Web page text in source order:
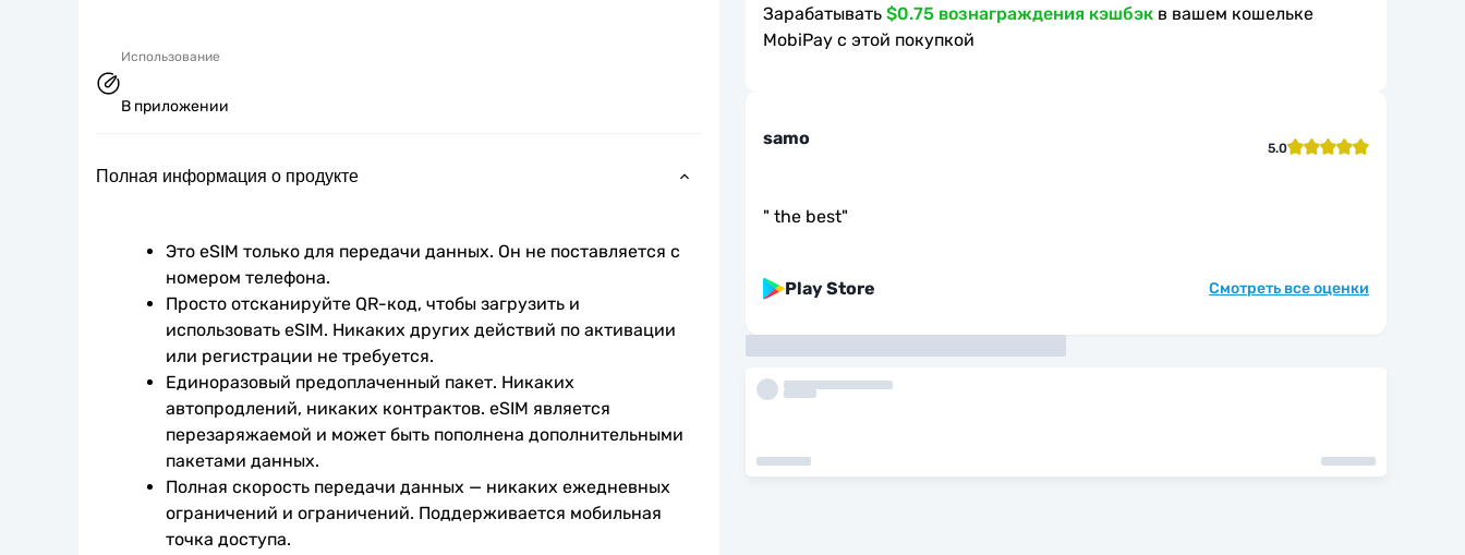
Использование
В приложении
Полная информация о продукте
Это eSIM только для передачи данных. Он не поставляется с
номером телефона.
Просто отсканируйте QR-код, чтобы загрузить и
использовать eSIM. Никаких других действий по активации
или регистрации не требуется.
Единоразовый предоплаченный пакет. Никаких
автопродлений, никаких контрактов. eSIM является
перезаряжаемой и может быть пополнена дополнительными
пакетами данных.
Полная скорость передачи данных — никаких ежедневных
ограничений и ограничений. Поддерживается мобильная
точка доступа.
Зарабатывать $0.75 вознаграждения кэшбэк в вашем кошельке
MobiPay с этой покупкой
samo 5.0
" the best"
Play Store Смотреть все оценки